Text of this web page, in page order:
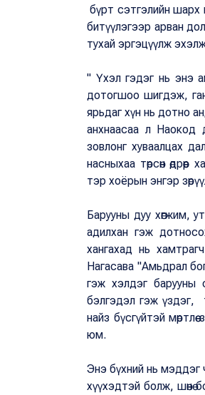
бүрт сэтгэлийн шарх
битүүлэгээр арван
тухай эргэцүүлж
" Үхэл гэдэг нь энэ
дотогшоо шигдэж,
ярьдаг хүн нь дотно
анхнаасаа л Наокод
зовлонг хуваалцах
насныхаа төрсөн
тэр хоёрын энгэр
Барууны дуу хөгжим,
адилхан гэж
хангахад нь
Нагасава "Амьдрал
гэж хэлдэг барууны
бэлгэдэл гэж үздэг,
найз бүсгүйтэй
юм.
Энэ бүхний нь мэддэг
хүүхэдтэй болж, шөнө